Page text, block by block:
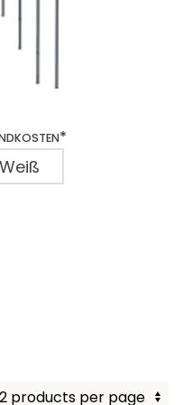
*
Weiß